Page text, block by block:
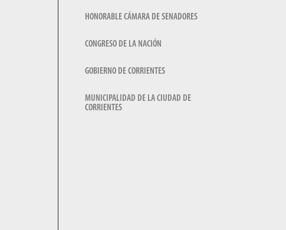
HONORABLE CÁMARA DE SENADORES
CONGRESO DE LA NACIÓN
GOBIERNO DE CORRIENTES
MUNICIPALIDAD DE LA CIUDAD DE
CORRIENTES